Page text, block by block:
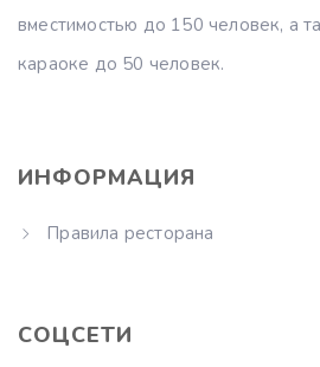
вместимостью до 150 человек, а
караоке до 50 человек.
ИНФОРМАЦИЯ
Правила ресторана
СОЦСЕТИ